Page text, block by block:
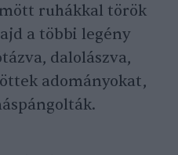
ruhákkal török
a többi legény
dalolászva,
adományokat,